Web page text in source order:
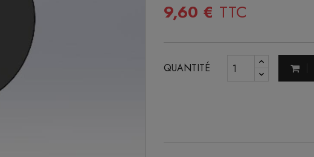
9,60 € TTC
QUANTITÉ